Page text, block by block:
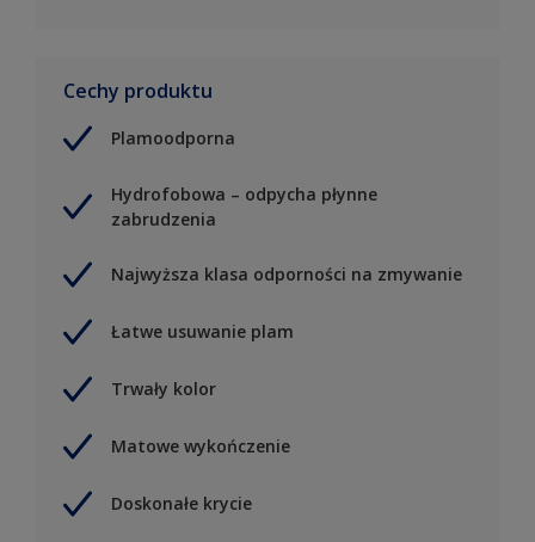
Cechy produktu
Plamoodporna
Hydrofobowa – odpycha płynne
zabrudzenia
Najwyższa klasa odporności na zmywanie
Łatwe usuwanie plam
Trwały kolor
Matowe wykończenie
Doskonałe krycie